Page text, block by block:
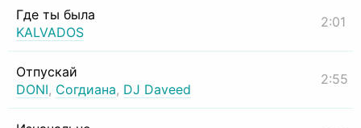
Где ты была
KALVADOS
2:01
Отпускай
DONI, Согдиана, DJ Daveed
2:55